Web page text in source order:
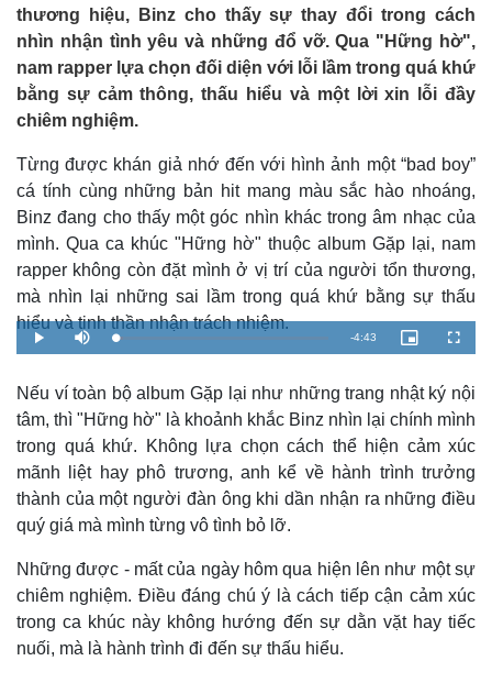
thương hiệu, Binz cho thấy sự thay đổi trong cách
nhìn nhận tình yêu và những đổ vỡ. Qua "Hững hờ",
nam rapper lựa chọn đối diện với lỗi lầm trong quá khứ
bằng sự cảm thông, thấu hiểu và một lời xin lỗi đầy
chiêm nghiệm.
Từng được khán giả nhớ đến với hình ảnh một “bad boy”
cá tính cùng những bản hit mang màu sắc hào nhoáng,
Binz đang cho thấy một góc nhìn khác trong âm nhạc của
mình. Qua ca khúc "Hững hờ" thuộc album Gặp lại, nam
rapper không còn đặt mình ở vị trí của người tổn thương,
mà nhìn lại những sai lầm trong quá khứ bằng sự thấu
hiểu và tinh thần nhận trách nhiệm.
P
l
M
u
L
o
e
d
3
.
5
0
R
m
a
n
g
-4:43
P
i
u
r
-
n
-
i
t
u
F
u
c
e
n
Nếu ví toàn bộ album Gặp lại như những trang nhật ký nội
tâm, thì "Hững hờ" là khoảnh khắc Binz nhìn lại chính mình
trong quá khứ. Không lựa chọn cách thể hiện cảm xúc
mãnh liệt hay phô trương, anh kể về hành trình trưởng
thành của một người đàn ông khi dần nhận ra những điều
quý giá mà mình từng vô tình bỏ lỡ.
Những được - mất của ngày hôm qua hiện lên như một sự
chiêm nghiệm. Điều đáng chú ý là cách tiếp cận cảm xúc
trong ca khúc này không hướng đến sự dằn vặt hay tiếc
nuối, mà là hành trình đi đến sự thấu hiểu.